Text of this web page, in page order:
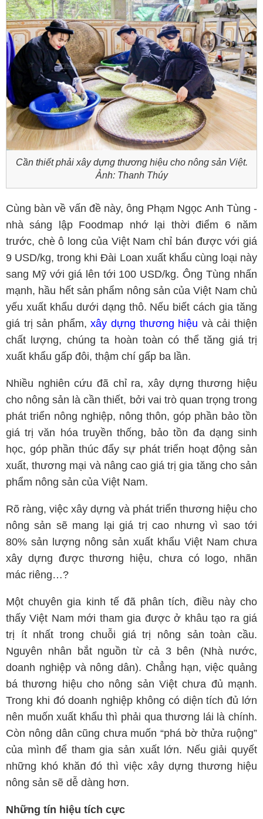
Cần thiết phải xây dựng thương hiệu cho nông sản Việt.
Ảnh: Thanh Thúy
Cùng bàn về vấn đề này, ông Phạm Ngọc Anh Tùng -
nhà sáng lập Foodmap nhớ lại thời điểm 6 năm
trước, chè ô long của Việt Nam chỉ bán được với giá
9 USD/kg, trong khi Đài Loan xuất khẩu cùng loại này
sang Mỹ với giá lên tới 100 USD/kg. Ông Tùng nhấn
mạnh, hầu hết sản phẩm nông sản của Việt Nam chủ
yếu xuất khẩu dưới dạng thô. Nếu biết cách gia tăng
giá trị sản phẩm,xây dựng thương hiệu và cải thiện
chất lượng, chúng ta hoàn toàn có thể tăng giá trị
xuất khẩu gấp đôi, thậm chí gấp ba lần.
Nhiều nghiên cứu đã chỉ ra, xây dựng thương hiệu
cho nông sản là cần thiết, bởi vai trò quan trọng trong
phát triển nông nghiệp, nông thôn, góp phần bảo tồn
giá trị văn hóa truyền thống, bảo tồn đa dạng sinh
học, góp phần thúc đẩy sự phát triển hoạt động sản
xuất, thương mại và nâng cao giá trị gia tăng cho sản
phẩm nông sản của Việt Nam.
Rõ ràng, việc xây dựng và phát triển thương hiệu cho
nông sản sẽ mang lại giá trị cao nhưng vì sao tới
80% sản lượng nông sản xuất khẩu Việt Nam chưa
xây dựng được thương hiệu, chưa có logo, nhãn
mác riêng…?
Một chuyên gia kinh tế đã phân tích, điều này cho
thấy Việt Nam mới tham gia được ở khâu tạo ra giá
trị ít nhất trong chuỗi giá trị nông sản toàn cầu.
Nguyên nhân bắt nguồn từ cả 3 bên (Nhà nước,
doanh nghiệp và nông dân). Chẳng hạn, việc quảng
bá thương hiệu cho nông sản Việt chưa đủ mạnh.
Trong khi đó doanh nghiệp không có diện tích đủ lớn
nên muốn xuất khẩu thì phải qua thương lái là chính.
Còn nông dân cũng chưa muốn “phá bờ thửa ruộng”
của mình để tham gia sản xuất lớn. Nếu giải quyết
những khó khăn đó thì việc xây dựng thương hiệu
nông sản sẽ dễ dàng hơn.
Những tín hiệu tích cực